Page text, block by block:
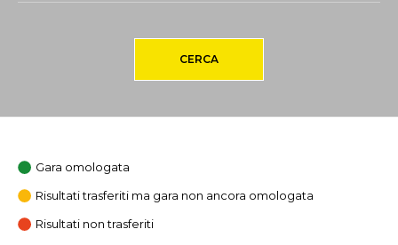
CERCA
Gara omologata
Risultati trasferiti ma gara non ancora omologata
Risultati non trasferiti